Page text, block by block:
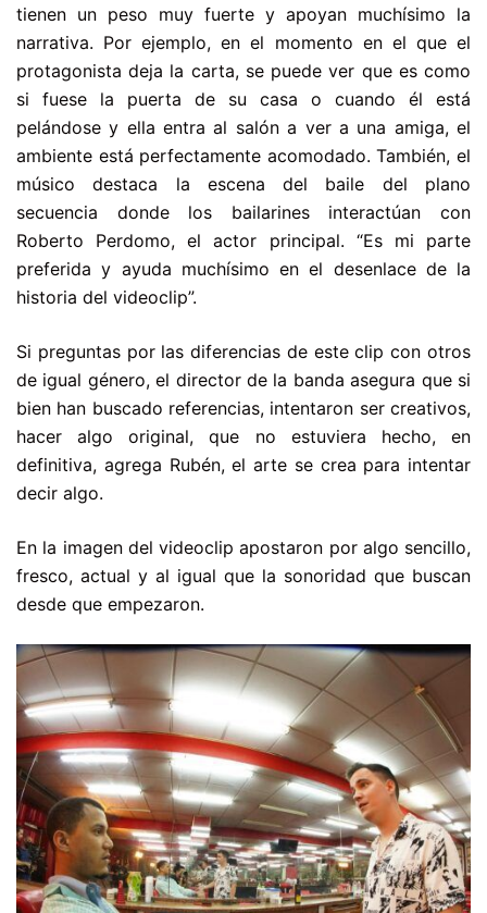
tienen un peso muy fuerte y apoyan muchísimo la
narrativa. Por ejemplo, en el momento en el que el
protagonista deja la carta, se puede ver que es como
si fuese la puerta de su casa o cuando él está
pelándose y ella entra al salón a ver a una amiga, el
ambiente está perfectamente acomodado. También, el
músico destaca la escena del baile del plano
secuencia donde los bailarines interactúan con
Roberto Perdomo, el actor principal. “Es mi parte
preferida y ayuda muchísimo en el desenlace de la
historia del videoclip”.
Si preguntas por las diferencias de este clip con otros
de igual género, el director de la banda asegura que si
bien han buscado referencias, intentaron ser creativos,
hacer algo original, que no estuviera hecho, en
definitiva, agrega Rubén, el arte se crea para intentar
decir algo.
En la imagen del videoclip apostaron por algo sencillo,
fresco, actual y al igual que la sonoridad que buscan
desde que empezaron.